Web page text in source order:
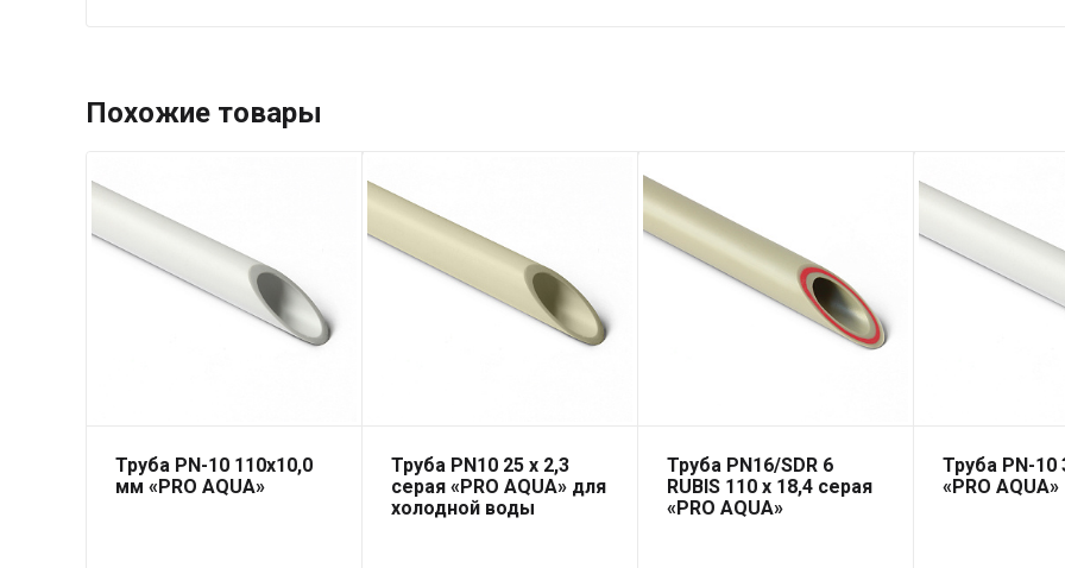
Похожие товары
Труба PN-10 110х10,0
мм «PRO AQUA»
Труба PN10 25 x 2,3
серая «PRO AQUA» для
холодной воды
Труба PN16/SDR 6
RUBIS 110 x 18,4 серая
«PRO AQUA»
Труба PN-10
«PRO AQUA»